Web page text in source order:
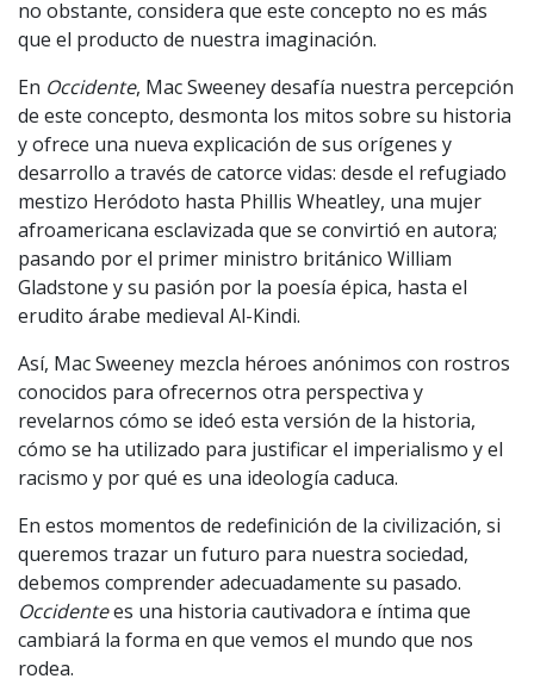
no obstante, considera que este concepto no es más
que el producto de nuestra imaginación.
En Occidente, Mac Sweeney desafía nuestra percepción
de este concepto, desmonta los mitos sobre su historia
y ofrece una nueva explicación de sus orígenes y
desarrollo a través de catorce vidas: desde el refugiado
mestizo Heródoto hasta Phillis Wheatley, una mujer
afroamericana esclavizada que se convirtió en autora;
pasando por el primer ministro británico William
Gladstone y su pasión por la poesía épica, hasta el
erudito árabe medieval Al-Kindi.
Así, Mac Sweeney mezcla héroes anónimos con rostros
conocidos para ofrecernos otra perspectiva y
revelarnos cómo se ideó esta versión de la historia,
cómo se ha utilizado para justificar el imperialismo y el
racismo y por qué es una ideología caduca.
En estos momentos de redefinición de la civilización, si
queremos trazar un futuro para nuestra sociedad,
debemos comprender adecuadamente su pasado.
Occidentees una historia cautivadora e íntima que
cambiará la forma en que vemos el mundo que nos
rodea.